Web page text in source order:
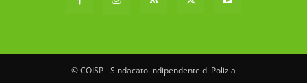
© COISP - Sindacato indipendente di Polizia